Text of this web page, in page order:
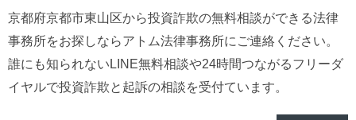
京都府京都市東山区から投資詐欺の無料相談ができる法律
事務所をお探しならアトム法律事務所にご連絡ください。
誰にも知られないLINE無料相談や24時間つながるフリーダ
イヤルで投資詐欺と起訴の相談を受付ています。